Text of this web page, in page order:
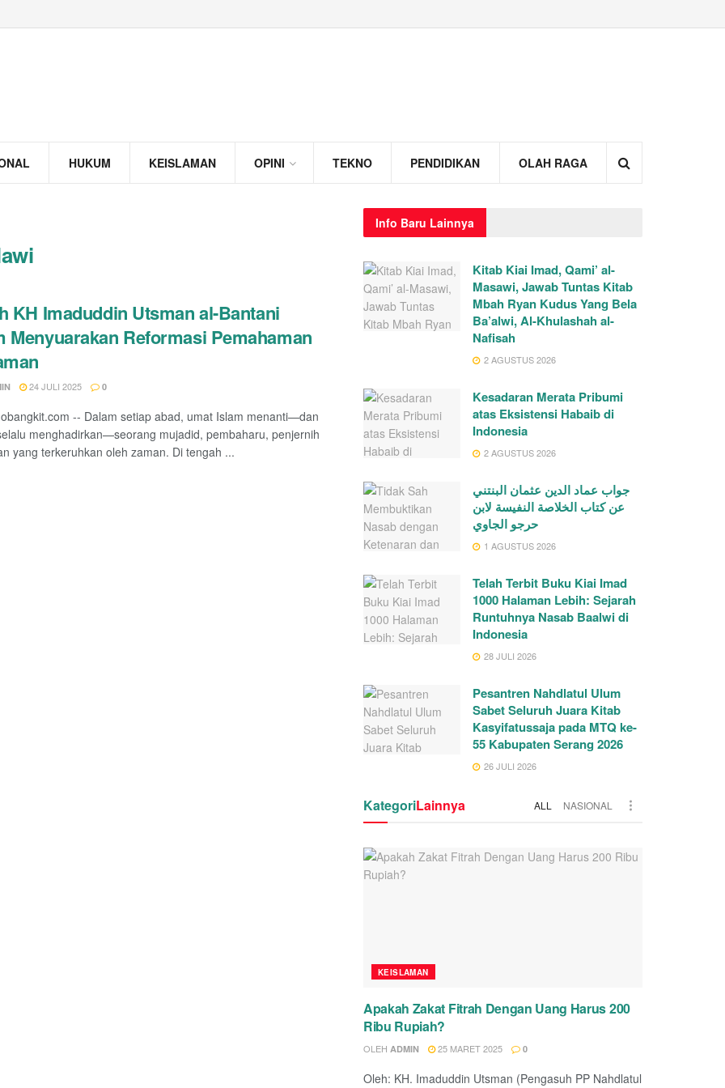
HUKUM KEISLAMAN OPINI TEKNO PENDIDIKAN OLAH RAGA
KH Imaduddin Utsman al-Bantani
Menyuarakan Reformasi Pemahaman
24 JULI 2025 0
-- Dalam setiap abad, umat Islam menanti—dan
menghadirkan—seorang mujadid, pembaharu, penjernih
yang terkeruhkan oleh zaman. Di tengah ...
Info Baru Lainnya
Kitab Kiai Imad, Qami’ al-
Masawi, Jawab Tuntas Kitab
Mbah Ryan Kudus Yang Bela
Ba’alwi, Al-Khulashah al-
Nafisah
2 AGUSTUS 2026
Kesadaran Merata Pribumi
atas Eksistensi Habaib di
Indonesia
2 AGUSTUS 2026
جواب عماد الدين عثمان البنتني
عن كتاب الخلاصة النفيسة لابن
حرجو الجاوي
1 AGUSTUS 2026
Telah Terbit Buku Kiai Imad
1000 Halaman Lebih: Sejarah
Runtuhnya Nasab Baalwi di
Indonesia
28 JULI 2026
Pesantren Nahdlatul Ulum
Sabet Seluruh Juara Kitab
Kasyifatussaja pada MTQ ke-
55 Kabupaten Serang 2026
26 JULI 2026
KategoriLainnya ALL NASIONAL
KEISLAMAN
Apakah Zakat Fitrah Dengan Uang Harus 200
Ribu Rupiah?
OLEH ADMIN 25 MARET 2025 0
Oleh: KH. Imaduddin Utsman (Pengasuh PP Nahdlatul